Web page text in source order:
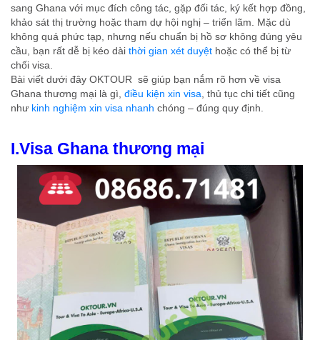
sang Ghana với mục đích công tác, gặp đối tác, ký kết hợp đồng,
khảo sát thị trường hoặc tham dự hội nghị – triển lãm. Mặc dù
không quá phức tạp, nhưng nếu chuẩn bị hồ sơ không đúng yêu
cầu, bạn rất dễ bị kéo dài thời gian xét duyệt hoặc có thể bị từ
chối visa.
Bài viết dưới đây OKTOUR sẽ giúp bạn nắm rõ hơn về visa
Ghana thương mại là gì, điều kiện xin visa , thủ tục chi tiết cũng
như kinh nghiệm xin visa nhanh chóng – đúng quy định.
I.Visa Ghana thương mại